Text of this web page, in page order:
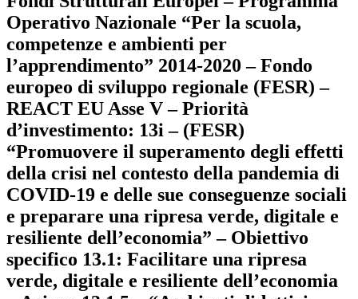
Operativo Nazionale “Per la scuola,
competenze e ambienti per
l’apprendimento” 2014-2020 – Fondo
europeo di sviluppo regionale (FESR) –
REACT EU Asse V – Priorità
d’investimento: 13i – (FESR)
“Promuovere il superamento degli effetti
della crisi nel contesto della pandemia di
COVID-19 e delle sue conseguenze sociali
e preparare una ripresa verde, digitale e
resiliente dell’economia” – Obiettivo
specifico 13.1: Facilitare una ripresa
verde, digitale e resiliente dell’economia